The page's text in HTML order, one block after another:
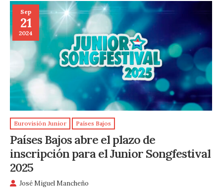
Sep
21
2024
Eurovisión Junior Países Bajos
Países Bajos abre el plazo de
inscripción para el Junior Songfestival
2025
José Miguel Mancheño